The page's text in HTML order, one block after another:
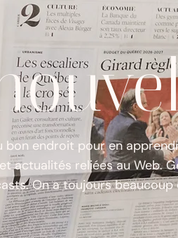
bon endroit pour en
actualités reliées au Web.
On a toujours beaucoup